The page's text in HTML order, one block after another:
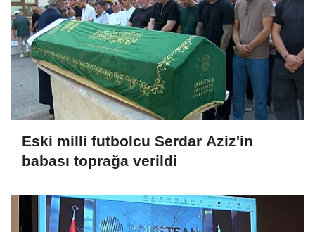
Eski milli futbolcu Serdar Aziz'in
babası toprağa verildi